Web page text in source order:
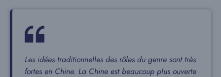
Les idées traditionnelles des rôles du genre sont très
fortes en Chine. La Chine est beaucoup plus ouverte